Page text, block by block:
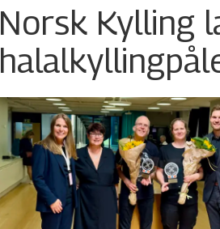
Norsk Kylling